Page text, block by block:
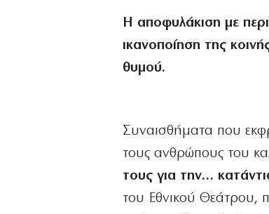
Η αποφυλάκιση με
ικανοποίηση της
θυμού.
Συναισθήματα που
τους ανθρώπους του
τους για την…
του Εθνικού Θεάτρου,